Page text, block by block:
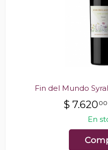
Fin del Mundo
$ 7.62000
En